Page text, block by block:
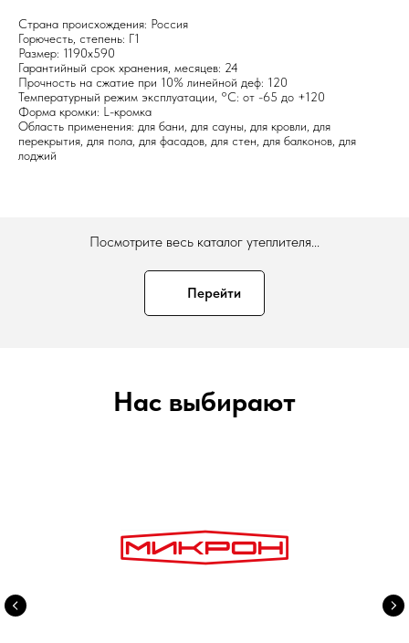
Страна происхождения: Россия
Горючесть, степень: Г1
Размер: 1190х590
Гарантийный срок хранения, месяцев: 24
Прочность на сжатие при 10% линейной деф: 120
Температурный режим эксплуатации, °C: от -65 до +120
Форма кромки: L-кромка
Область применения: для бани, для сауны, для кровли, для
перекрытия, для пола, для фасадов, для стен, для балконов, для
лоджий
Посмотрите весь каталог утеплителя...
Перейти
Нас выбирают